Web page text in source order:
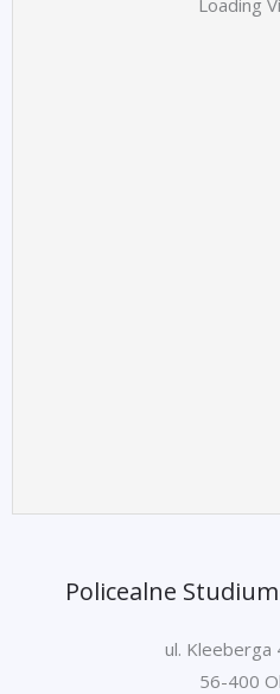
Loading
Policealne
ul. Kleeberga
56-400